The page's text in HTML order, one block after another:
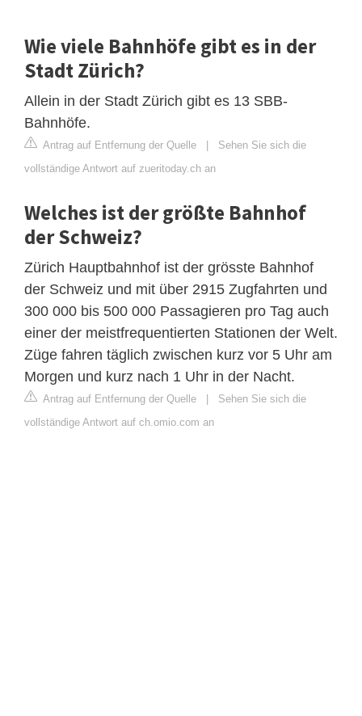
Wie viele Bahnhöfe gibt es in der
Stadt Zürich?
Allein in der Stadt Zürich gibt es 13 SBB-
Bahnhöfe.
Antrag auf Entfernung der Quelle
Sehen Sie sich die
vollständige Antwort auf zueritoday.ch an
Welches ist der größte Bahnhof
der Schweiz?
Zürich Hauptbahnhof ist der grösste Bahnhof
der Schweiz und mit über 2915 Zugfahrten und
300 000 bis 500 000 Passagieren pro Tag auch
einer der meistfrequentierten Stationen der Welt.
Züge fahren täglich zwischen kurz vor 5 Uhr am
Morgen und kurz nach 1 Uhr in der Nacht.
Antrag auf Entfernung der Quelle
Sehen Sie sich die
vollständige Antwort auf ch.omio.com an